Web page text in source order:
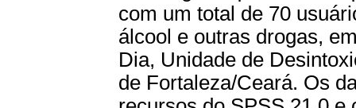
com um total de 70
álcool e outras drogas,
Dia, Unidade de
de Fortaleza/Ceará. Os